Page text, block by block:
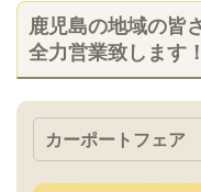
鹿児島の地域の皆
全力営業致します！
カーポートフェア